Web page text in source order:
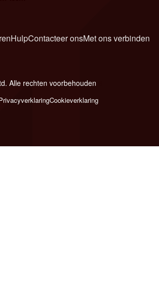
HulpContacteer onsMet ons verbinden
Alle rechten voorbehouden
Cookieverklaring